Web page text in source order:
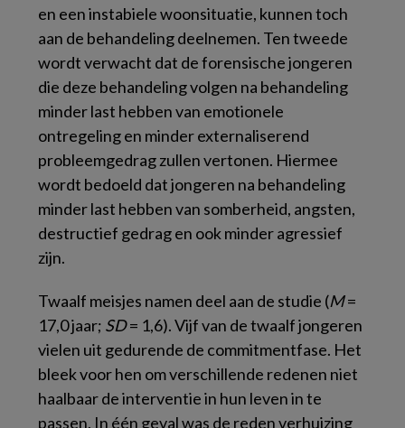
en een instabiele woonsituatie, kunnen toch
aan de behandeling deelnemen. Ten tweede
wordt verwacht dat de forensische jongeren
die deze behandeling volgen na behandeling
minder last hebben van emotionele
ontregeling en minder externaliserend
probleemgedrag zullen vertonen. Hiermee
wordt bedoeld dat jongeren na behandeling
minder last hebben van somberheid, angsten,
destructief gedrag en ook minder agressief
zijn.
Twaalf meisjes namen deel aan de studie (M=
17,0 jaar; SD= 1,6). Vijf van de twaalf jongeren
vielen uit gedurende de commitmentfase. Het
bleek voor hen om verschillende redenen niet
haalbaar de interventie in hun leven in te
passen. In één geval was de reden verhuizing